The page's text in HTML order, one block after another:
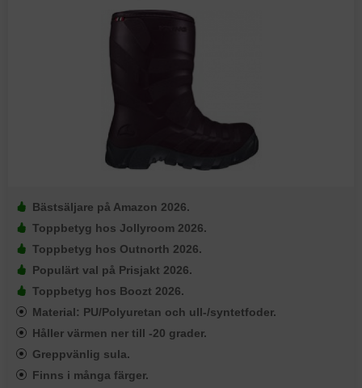
Bästsäljare på Amazon 2026.
Toppbetyg hos Jollyroom 2026.
Toppbetyg hos Outnorth 2026.
Populärt val på Prisjakt 2026.
Toppbetyg hos Boozt 2026.
Material: PU/Polyuretan och ull-/syntetfoder.
Håller värmen ner till -20 grader.
Greppvänlig sula.
Finns i många färger.